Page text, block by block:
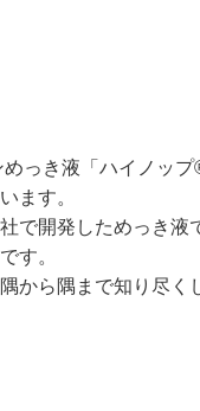
っき液「ハイノッ
ます。
で開発しためっき液
す。
から隅まで知り尽く